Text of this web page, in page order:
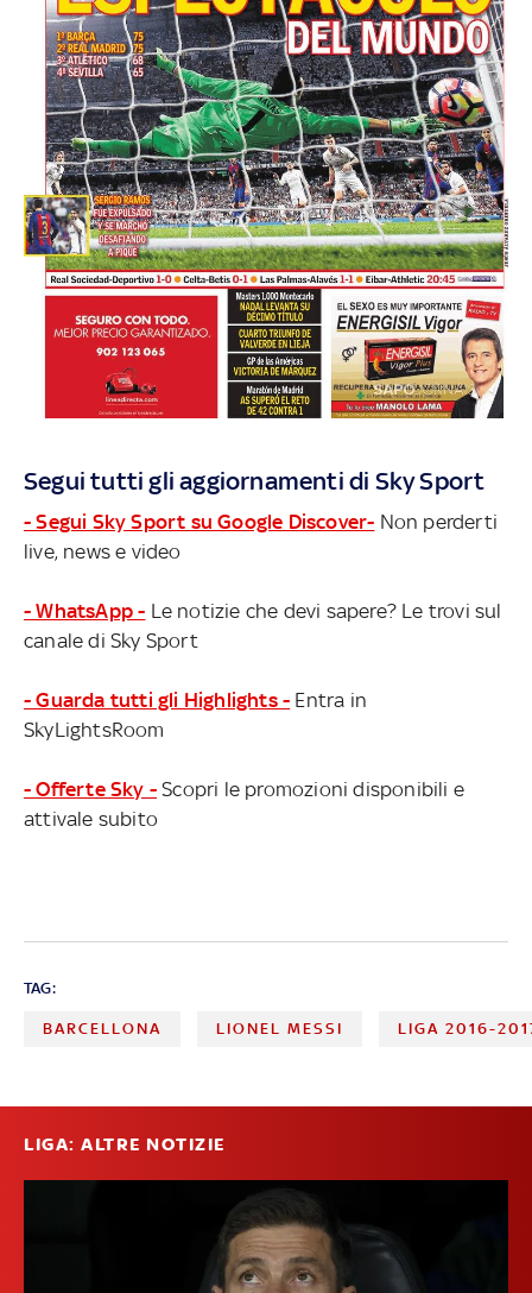
Segui tutti gli aggiornamenti di Sky Sport
- Segui Sky Sport su Google Discover- Non perderti
live, news e video
- WhatsApp - Le notizie che devi sapere? Le trovi sul
canale di Sky Sport
- Guarda tutti gli Highlights - Entra in
SkyLightsRoom
- Offerte Sky - Scopri le promozioni disponibili e
attivale subito
TAG:
BARCELLONA LIONEL MESSI LIGA 2016-
LIGA: ALTRE NOTIZIE